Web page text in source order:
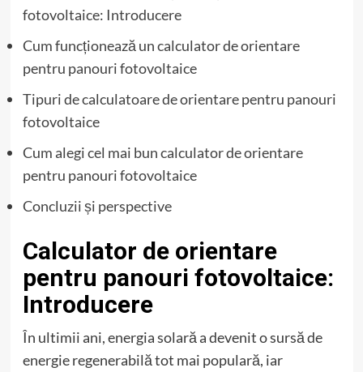
fotovoltaice: Introducere
Cum funcționează un calculator de orientare
pentru panouri fotovoltaice
Tipuri de calculatoare de orientare pentru panouri
fotovoltaice
Cum alegi cel mai bun calculator de orientare
pentru panouri fotovoltaice
Concluzii și perspective
Calculator de orientare
pentru panouri fotovoltaice:
Introducere
În ultimii ani, energia solară a devenit o sursă de
energie regenerabilă tot mai populară, iar